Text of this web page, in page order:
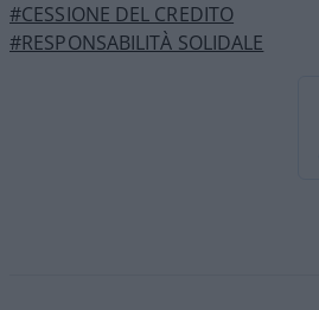
#CESSIONE DEL CREDITO
#RESPONSABILITÀ SOLIDALE